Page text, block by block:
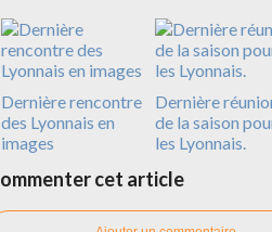
Dernière rencontre
des Lyonnais en
images
Dernière
de la saison
les Lyonnais.
cet article